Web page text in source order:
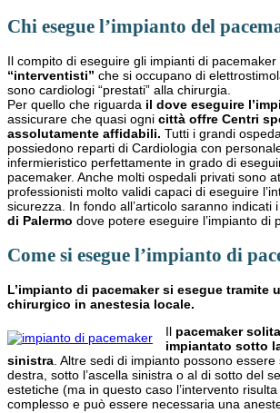
Chi esegue l’impianto del
Il compito di eseguire gli impianti di pacemaker
“interventisti” che si occupano di
sono cardiologi “prestati” alla chirurgia.
Per quello che riguarda il dove eseguire
assicurare che quasi ogni città offre Centri
assolutamente affidabili. Tutti i grandi
possiedono reparti di Cardiologia con
infermieristico perfettamente in grado di
pacemaker. Anche molti ospedali privati sono
professionisti molto validi capaci di eseguire
sicurezza. In fondo all’articolo saranno indicati i
di Palermo dove potere eseguire l’impianto di
Come si esegue l’impianto di
L’impianto di pacemaker si esegue tramite
chirurgico in anestesia locale.
Il pacemaker
impiantato sotto
sinistra . Altre sedi di impianto possono
destra, sotto l’ascella sinistra o al di sotto del
estetiche (ma in questo caso l’intervento risulta
complesso e può essere necessaria una